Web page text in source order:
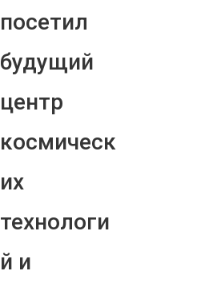
посетил
будущий
центр
космическ
их
технологи
й и